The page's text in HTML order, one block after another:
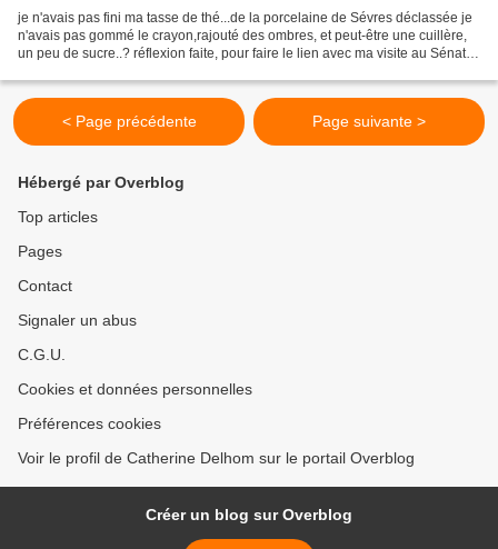
je n'avais pas fini ma tasse de thé...de la porcelaine de Sévres déclassée je
n'avais pas gommé le crayon,rajouté des ombres, et peut-être une cuillère,
un peu de sucre..? réflexion faite, pour faire le lien avec ma visite au Sénat,
< Page précédente Page suivante >
Hébergé par Overblog
Top articles
Pages
Contact
Signaler un abus
C.G.U.
Cookies et données personnelles
Préférences cookies
Voir le profil de Catherine Delhom sur le portail Overblog
Créer un blog sur Overblog